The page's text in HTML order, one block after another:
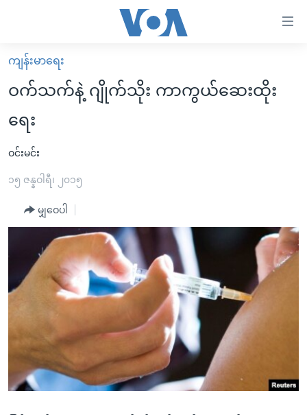
လွယ်ကူ
စေ
Link
များ
ပင်မ
ပင်မ
စာမျက်နှာ
ကျော်
မူလစာမျက်နှာ
မြန်မာ
ကမ္ဘာ့သတင်းများ
နိုင်ငံတကာ
အမေရိကန်
အစ္စရေး-ပါလက်စတိုင်း
ဗွီဒီယို
သတင်းလွတ်လပ်ခွင့်
အင်္ဂလိပ်စာလေ့လာမယ်
အမေရိကန်သုံးအီဒီယံ
မကြေးမုံရဲ့ အင်္ဂလိပ်စာ
ရုပ်ရှင်ထဲက အင်္ဂလိပ်စာ
အပတ်စဉ်ကဏ္ဍများ
ရေဒီယို
ရေဒီယိုနှင့်ရုပ်သံ အချက်အလက်များ
ရေဒီယို/တီဗွီအစီအစဉ်
Learning English
ဗွီအိုအေ လူမှုကွန်ယက်များ
ကျန်းမာရေး
ဝက်သက်နဲ့ ဂျိုက်သိုး ကာကွယ်ဆေးထိုး
ရေး
ဝင်းမင်း
၁၅ ဇန္နဝါရီ၊ ၂၀၁၅
မျှဝေပါ